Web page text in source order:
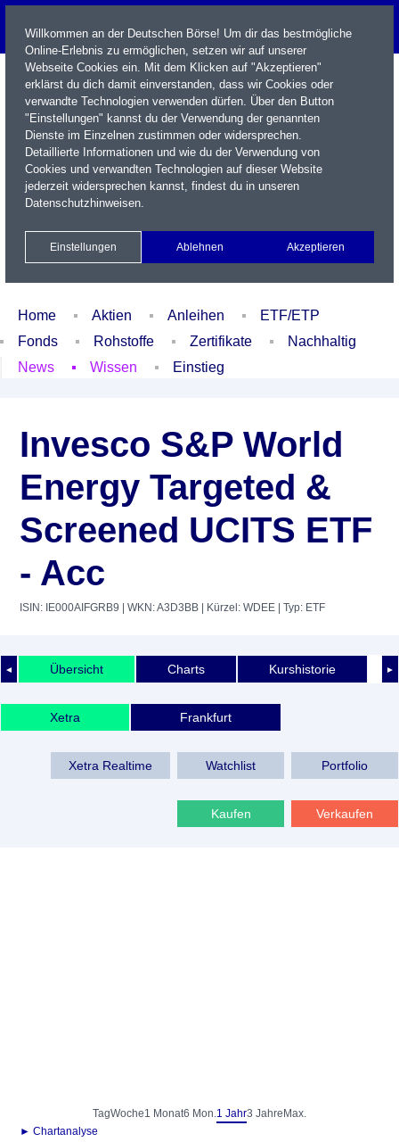
Name / WKN / ISIN / Kürzel
Xetra Realtime
Watchlist Portfolio Login
Home Aktien Anleihen
ETF/ETP
Fonds
Rohstoffe Zertifikate
Nachhaltig
News
Wissen Einstieg
Invesco S&P World
Energy Targeted &
Screened UCITS ETF
- Acc
ISIN: IE000AIFGRB9 | WKN: A3D3BB | Kürzel: WDEE | Typ: ETF
◄ ►
Übersicht Charts Kurshistorie
Xetra Frankfurt
Xetra Realtime Watchlist Portfolio
Kaufen Verkaufen
TagWoche1 Monat6 Mon.1 Jahr3 Jahre Max.
► Chartanalyse
Willkommen an der Deutschen Börse! Um dir das bestmögliche
Online-Erlebnis zu ermöglichen, setzen wir auf unserer
Webseite Cookies ein. Mit dem Klicken auf "Akzeptieren"
erklärst du dich damit einverstanden, dass wir Cookies oder
verwandte Technologien verwenden dürfen. Über den Button
"Einstellungen" kannst du der Verwendung der genannten
Dienste im Einzelnen zustimmen oder widersprechen.
Detaillierte Informationen und wie du der Verwendung von
Cookies und verwandten Technologien auf dieser Website
jederzeit widersprechen kannst, findest du in unseren
Datenschutzhinweisen.
Einstellungen Ablehnen Akzeptieren